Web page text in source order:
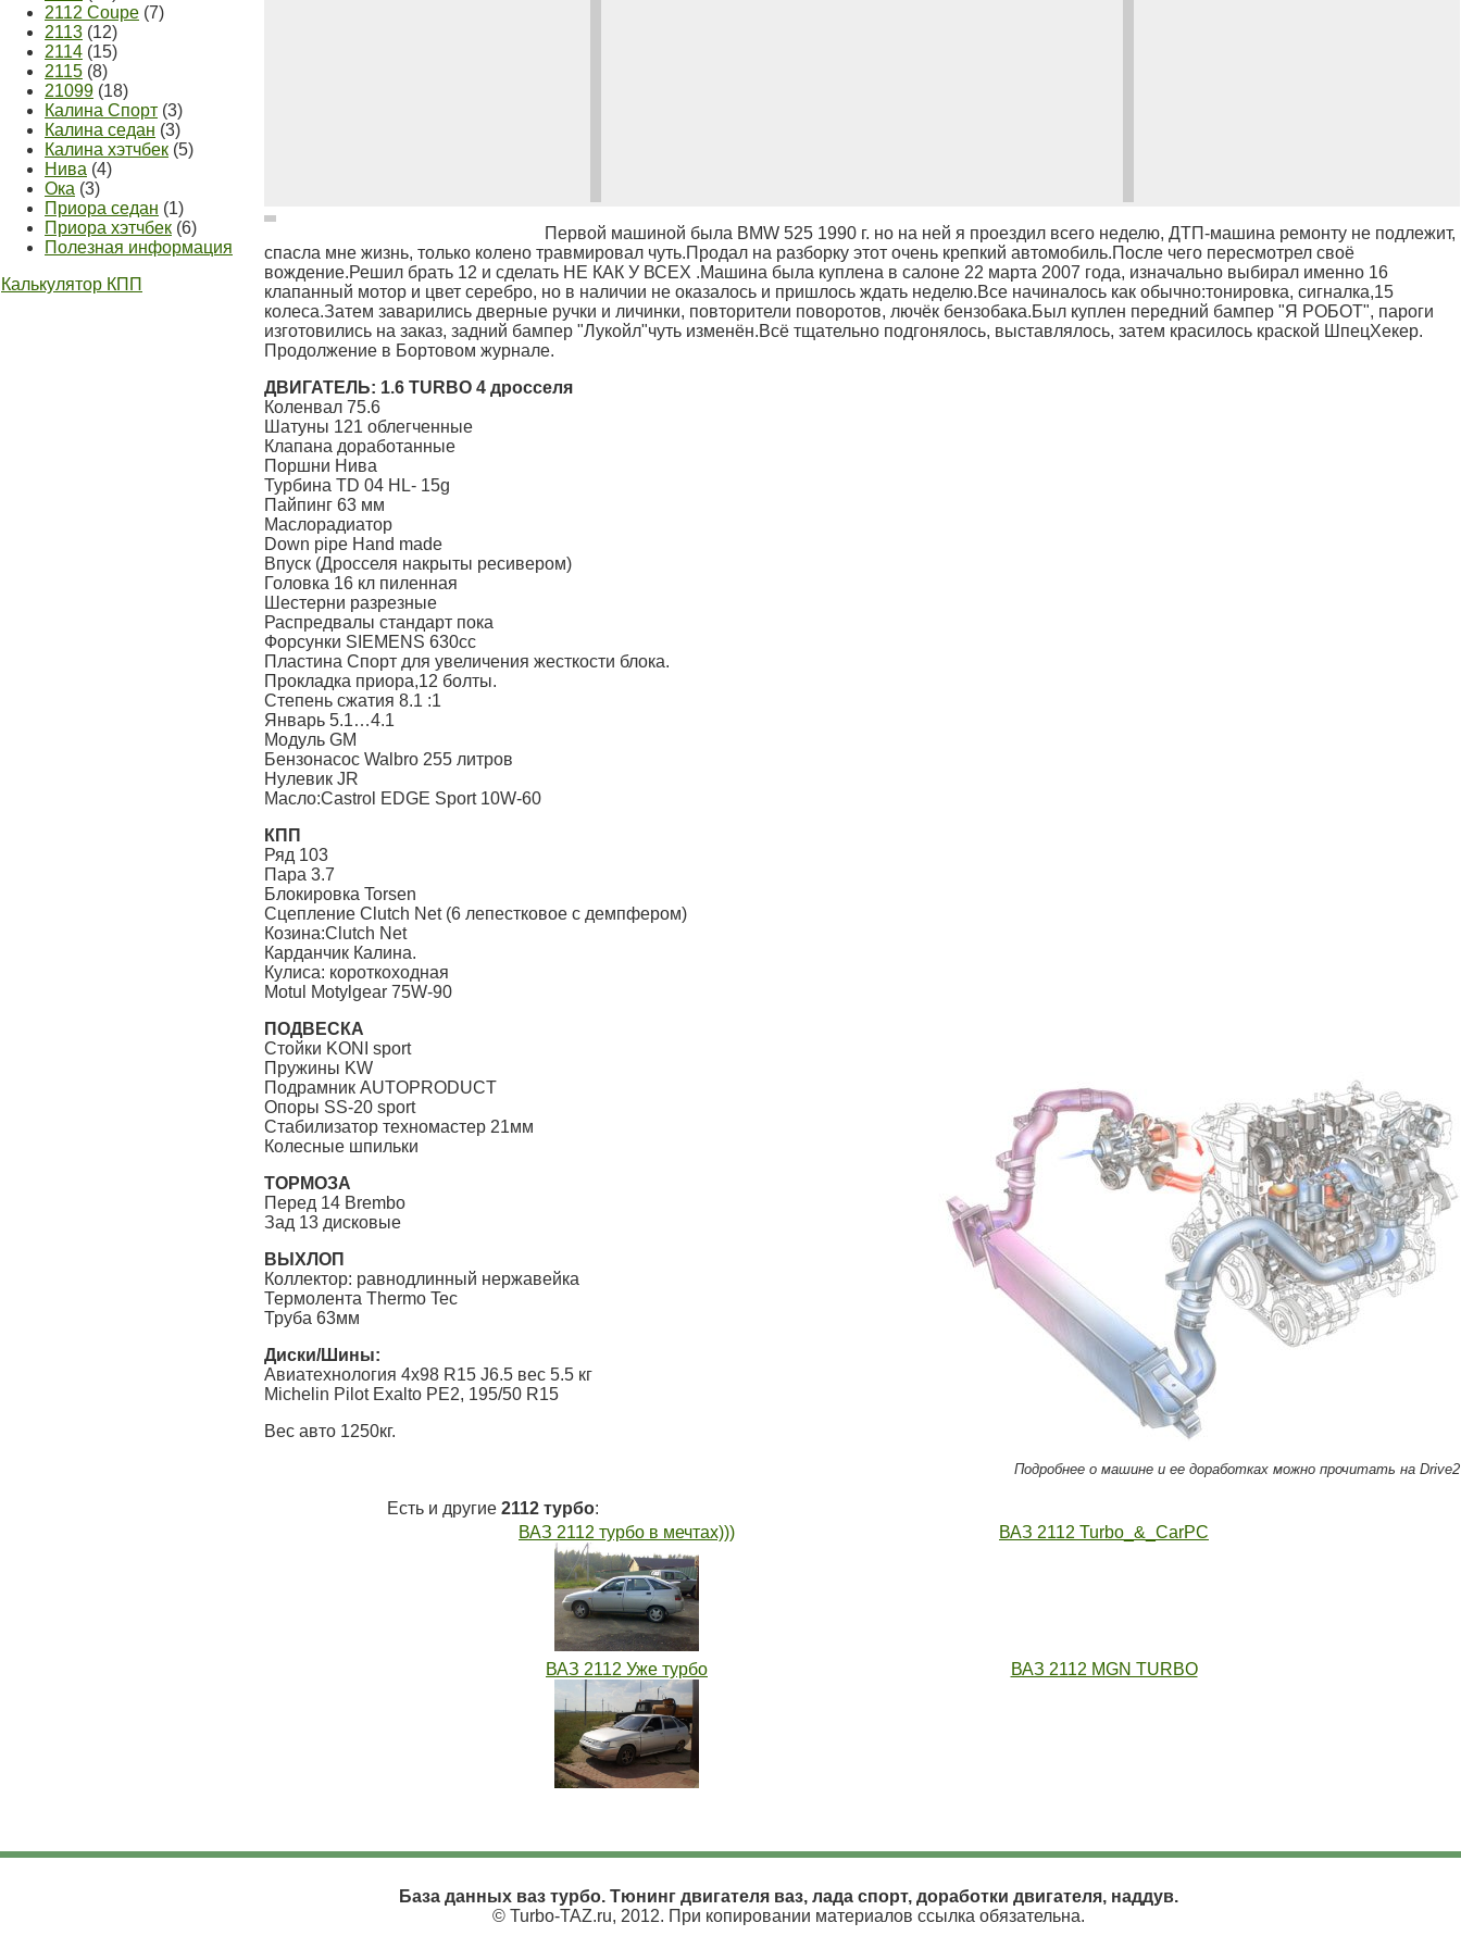
2112 Coupe (7)
2113 (12)
2114 (15)
2115 (8)
21099 (18)
Калина Спорт (3)
Калина седан (3)
Калина хэтчбек (5)
Нива (4)
Ока (3)
Приора седан (1)
Приора хэтчбек (6)
Полезная информация
Калькулятор КПП
Первой машиной была BMW 525 1990 г. но на ней я проездил всего неделю, ДТП-машина ремонту не подлежит,
спасла мне жизнь, только колено травмировал чуть.Продал на разборку этот очень крепкий автомобиль.После чего пересмотрел своё
вождение.Решил брать 12 и сделать НЕ КАК У ВСЕХ .Машина была куплена в салоне 22 марта 2007 года, изначально выбирал именно 16
клапанный мотор и цвет серебро, но в наличии не оказалось и пришлось ждать неделю.Все начиналось как обычно:тонировка, сигналка,15
колеса.Затем заварились дверные ручки и личинки, повторители поворотов, лючёк бензобака.Был куплен передний бампер "Я РОБОТ", пароги
изготовились на заказ, задний бампер "Лукойл"чуть изменён.Всё тщательно подгонялось, выставлялось, затем красилось краской ШпецХекер.
Продолжение в Бортовом журнале.
ДВИГАТЕЛЬ: 1.6 TURBO 4 дросселя
Коленвал 75.6
Шатуны 121 облегченные
Клапана доработанные
Поршни Нива
Турбина TD 04 HL- 15g
Пайпинг 63 мм
Маслорадиатор
Down pipe Hand made
Впуск (Дросселя накрыты ресивером)
Головка 16 кл пиленная
Шестерни разрезные
Распредвалы стандарт пока
Форсунки SIEMENS 630сс
Пластина Спорт для увеличения жесткости блока.
Прокладка приора,12 болты.
Степень сжатия 8.1 :1
Январь 5.1…4.1
Модуль GM
Бензонасос Walbro 255 литров
Нулевик JR
Масло:Castrol EDGE Sport 10W-60
КПП
Ряд 103
Пара 3.7
Блокировка Torsen
Сцепление Clutch Net (6 лепестковое с демпфером)
Козина:Clutch Net
Карданчик Калина.
Кулиса: короткоходная
Motul Motylgear 75W-90
ПОДВЕСКА
Стойки KONI sport
Пружины KW
Подрамник AUTOPRODUCT
Опоры SS-20 sport
Стабилизатор техномастер 21мм
Колесные шпильки
ТОРМОЗА
Перед 14 Brembo
Зад 13 дисковые
ВЫХЛОП
Коллектор: равнодлинный нержавейка
Термолента Thermo Tec
Труба 63мм
Диски/Шины:
Авиатехнология 4х98 R15 J6.5 вес 5.5 кг
Michelin Pilot Exalto PE2, 195/50 R15
Вес авто 1250кг.
Подробнее о машине и ее доработках можно прочитать на Drive2
Есть и другие 2112 турбо:
ВАЗ 2112 турбо в мечтах)))
ВАЗ 2112 Turbo_&_CarPC
ВАЗ 2112 Уже турбо ВАЗ 2112 MGN TURBO
База данных ваз турбо. Тюнинг двигателя ваз, лада спорт, доработки двигателя, наддув.
© Turbo-TAZ.ru, 2012. При копировании материалов ссылка обязательна.